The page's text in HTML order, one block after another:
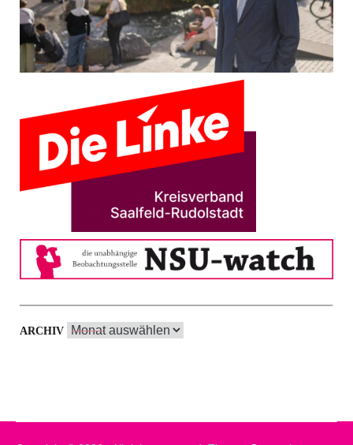
ARCHIV Archiv